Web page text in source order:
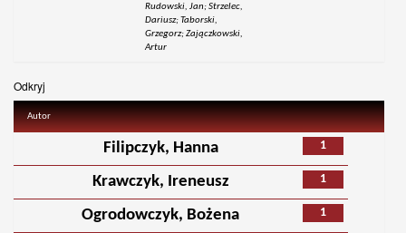
Rudowski, Jan; Strzelec,
Dariusz; Taborski,
Grzegorz; Zajączkowski,
Artur
Odkryj
Autor
1
Filipczyk, Hanna
1
Krawczyk, Ireneusz
1
Ogrodowczyk, Bożena